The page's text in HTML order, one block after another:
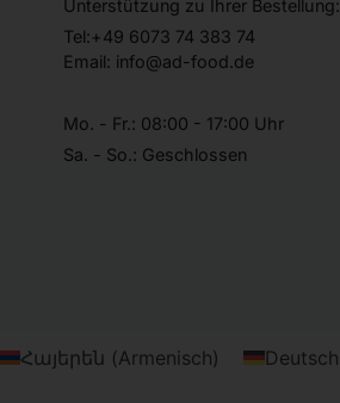
Unterstützung zu Ihrer Bestellung:
Tel:+49 6073 74 383 74
Email: info@ad-food.de
Mo. - Fr.: 08:00 - 17:00 Uhr
Sa. - So.: Geschlossen
Հայերեն (Armenisch) Deutsch